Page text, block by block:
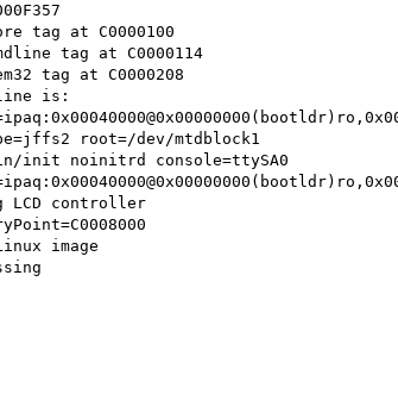
tag at C0000100
tag at C0000114
tag at C0000208
line is:
root=/dev/mtdblock1
init noinitrd console=ttySA0
LCD controller
image